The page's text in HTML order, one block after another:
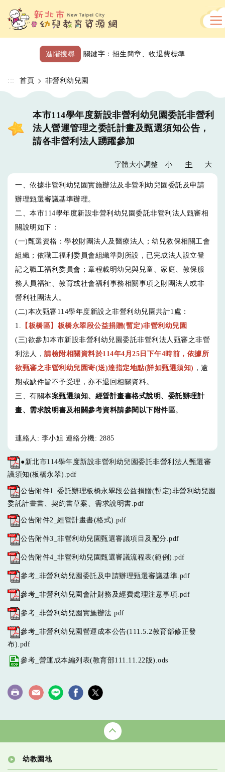
到
主
要
進階搜尋 關鍵字： 招生簡章 、收退費標準
::: 首頁 非營利幼兒園
本市114學年度新設非營利幼兒園委託非營利
法人營運管理之委託計畫及甄選須知公告，
請各非營利法人踴躍參加
字體大小調整 小 中 大
一、依據非營利幼兒園實施辦法及非營利幼兒園委託及申請
辦理甄選審議基準辦理。
二、本市114學年度新設非營利幼兒園委託非營利法人甄審相
關說明如下：
(一)甄選資格：學校財團法人及醫療法人；幼兒教保相關工會
組織；依職工福利委員會組織準則所設，已完成法人設立登
記之職工福利委員會；章程載明幼兒與兒童、家庭、教保服
務人員福祉、教育或社會福利事務相關事項之財團法人或非
營利社團法人。
(二)本次甄審114學年度新設之非營利幼兒園共計1處：
1. 【板橋區】板橋永翠段公益捐贈(暫定)非營利幼兒園
(三)欲參加本市新設非營利幼兒園委託非營利法人甄審之非營
利法人， 請檢附相關資料於114年4月25日下午4時前，依據所
欲甄審之非營利幼兒園寄(送)達指定地點(詳如甄選須知) ，逾
期或缺件皆不予受理，亦不退回相關資料。
三、有關本案甄選須知、經營計畫書格式說明、委託辦理計
畫、需求說明書及相關參考資料請參閱以下附件區。
連絡人: 李小姐 連絡分機: 2885
●新北市114學年度新設非營利幼兒園委託非營利法人甄選審
議須知(板橋永翠).pdf
公告附件1_委託辦理板橋永翠段公益捐贈(暫定)非營利幼兒園
委託計畫書、契約書草案、需求說明書.pdf
公告附件2_經營計畫書(格式).pdf
公告附件3_非營利幼兒園甄選審議項目及配分.pdf
公告附件4_非營利幼兒園甄選審議流程表(範例).pdf
參考_非營利幼兒園委託及申請辦理甄選審議基準.pdf
參考_非營利幼兒園會計財務及經費處理注意事項.pdf
參考_非營利幼兒園實施辦法.pdf
參考_非營利幼兒園營運成本公告(111.5.2教育部修正發
布).pdf
參考_營運成本編列表(教育部111.11.22版).ods
幼教園地